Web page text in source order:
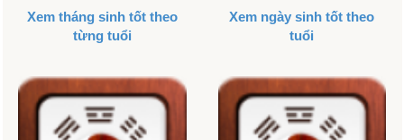
Xem tháng sinh tốt theo
từng tuổi
Xem ngày sinh tốt theo
tuổi